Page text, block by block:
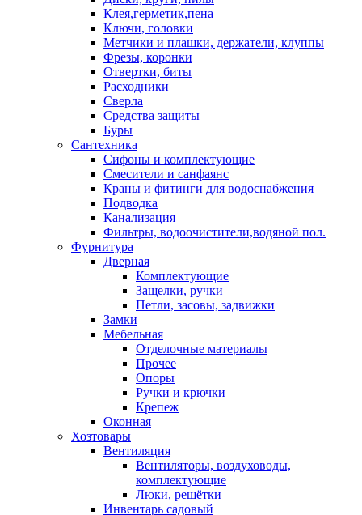
Клея,герметик,пена
Ключи, головки
Метчики и плашки, держатели, клуппы
Фрезы, коронки
Отвертки, биты
Расходники
Сверла
Средства защиты
Буры
Сантехника
Сифоны и комплектующие
Смесители и санфаянс
Краны и фитинги для водоснабжения
Подводка
Канализация
Фильтры, водоочистители,водяной пол.
Фурнитура
Дверная
Комплектующие
Защелки, ручки
Петли, засовы, задвижки
Замки
Мебельная
Отделочные материалы
Прочее
Опоры
Ручки и крючки
Крепеж
Оконная
Хозтовары
Вентиляция
Вентиляторы, воздуховоды,
комплектующие
Люки, решётки
Инвентарь садовый